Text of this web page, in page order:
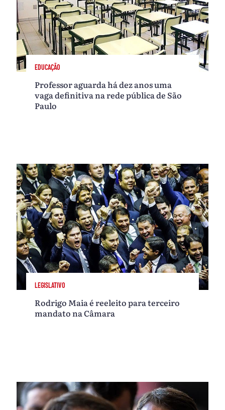
EDUCAÇÃO
Professor aguarda há dez anos uma
vaga definitiva na rede pública de São
Paulo
LEGISLATIVO
Rodrigo Maia é reeleito para terceiro
mandato na Câmara